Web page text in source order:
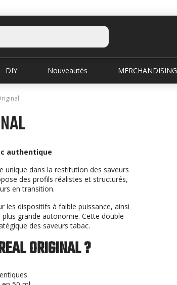
DIY Nouveautés MERCHANDISING
authentique
dans la restitution des saveurs
des profils réalistes et structurés,
en transition.
les dispositifs à faible puissance, ainsi
grande autonomie. Cette double
des saveurs tabac.
ORIGINAL ?